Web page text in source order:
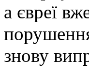
а євреї
знову